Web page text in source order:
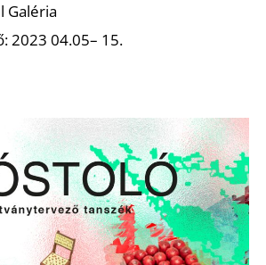
Galéria
2023 04.05– 15.